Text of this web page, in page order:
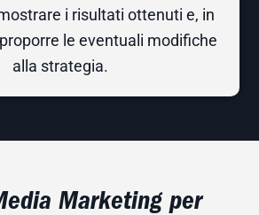
i risultati ottenuti e, in
le eventuali modifiche
alla strategia.
Marketing per